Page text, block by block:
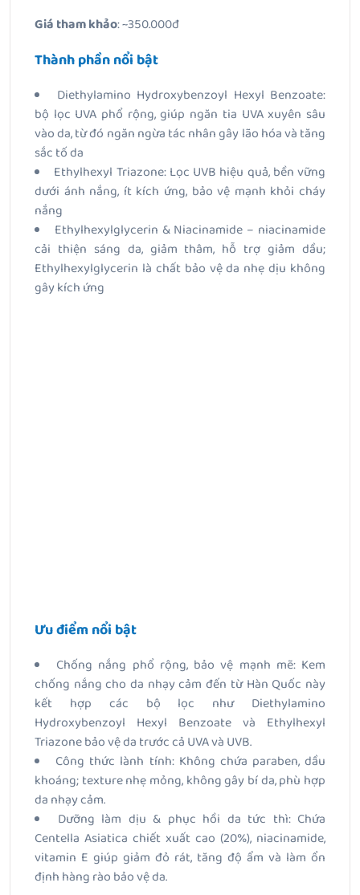
Giá tham khảo: ~350.000đ
Thành phần nổi bật
Diethylamino Hydroxybenzoyl Hexyl Benzoate:
bộ lọc UVA phổ rộng, giúp ngăn tia UVA xuyên sâu
vào da, từ đó ngăn ngừa tác nhân gây lão hóa và tăng
sắc tố da
Ethylhexyl Triazone: Lọc UVB hiệu quả, bền vững
dưới ánh nắng, ít kích ứng, bảo vệ mạnh khỏi cháy
nắng
Ethylhexylglycerin & Niacinamide – niacinamide
cải thiện sáng da, giảm thâm, hỗ trợ giảm dầu;
Ethylhexylglycerin là chất bảo vệ da nhẹ dịu không
gây kích ứng
Ưu điểm nổi bật
Chống nắng phổ rộng, bảo vệ mạnh mẽ: Kem
chống nắng cho da nhạy cảm đến từ Hàn Quốc này
kết hợp các bộ lọc như Diethylamino
Hydroxybenzoyl Hexyl Benzoate và Ethylhexyl
Triazone bảo vệ da trước cả UVA và UVB.
Công thức lành tính: Không chứa paraben, dầu
khoáng; texture nhẹ mỏng, không gây bí da, phù hợp
da nhạy cảm.
Dưỡng làm dịu & phục hồi da tức thì: Chứa
Centella Asiatica chiết xuất cao (20%), niacinamide,
vitamin E giúp giảm đỏ rát, tăng độ ẩm và làm ổn
định hàng rào bảo vệ da.